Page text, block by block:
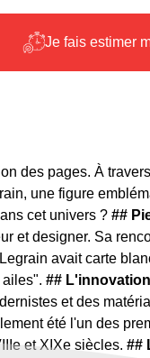
Je fais estimer
des pages. À
une figure
cet univers ?##
et designer. Sa
avait carte
ailes".##
et des
été l'un des
et XIXe siècles.##